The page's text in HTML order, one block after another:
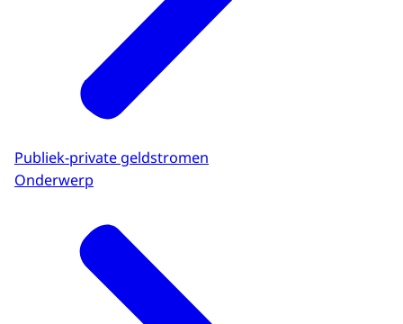
Publiek-private geldstromen
Onderwerp